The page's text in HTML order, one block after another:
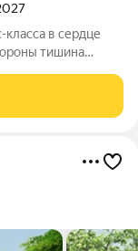
в сердце
тишина
зал